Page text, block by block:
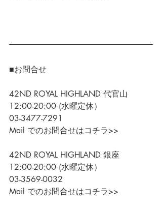
■お問合せ
42ND ROYAL HIGHLAND 代官山
12:00-20:00 (水曜定休）
03-3477-7291
Mail でのお問合せはコチラ>>
42ND ROYAL HIGHLAND 銀座
12:00-20:00 (水曜定休）
03-3569-0032
Mail でのお問合せはコチラ>>